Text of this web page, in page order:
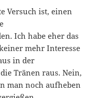
Versuch ist, einen
Ich habe eher das
mehr Interesse
in der
Tränen raus. Nein,
man noch aufheben